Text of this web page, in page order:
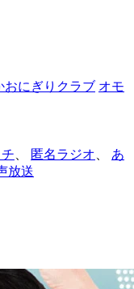
おにぎりクラブ オモ
匿名ラジオ
あ
放送